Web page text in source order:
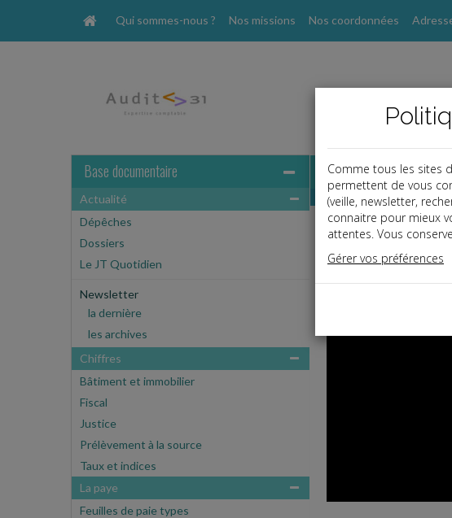
Qui sommes-nous ? Nos missions Nos coordonnées
Base documentaire
Actualité
Dépêches
Dossiers
Le JT Quotidien
Newsletter
la dernière
les archives
Chiffres
Bâtiment et immobilier
Fiscal
Justice
Prélèvement à la source
Taux et indices
La paye
Feuilles de paie types
RF PlayToute
Comme tous les sites
permettent de vous
(veille, newsletter,
connaitre pour mieux
attentes. Vous
Gérer vos préférences